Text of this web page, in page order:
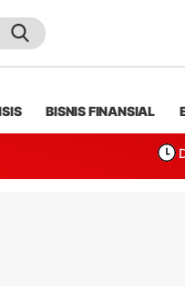
BISNIS FINANSIAL